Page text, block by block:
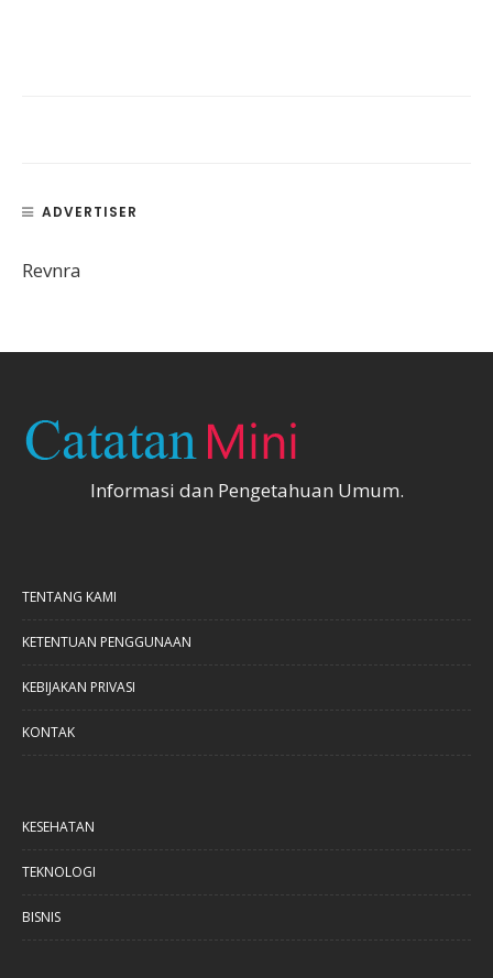
ADVERTISER
Revnra
Informasi dan Pengetahuan Umum.
TENTANG KAMI
KETENTUAN PENGGUNAAN
KEBIJAKAN PRIVASI
KONTAK
KESEHATAN
TEKNOLOGI
BISNIS